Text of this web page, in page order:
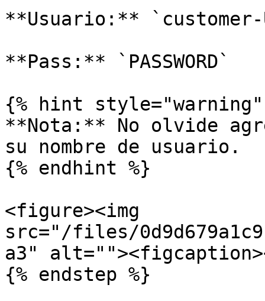
**Usuario:** `customer-
**Pass:** `PASSWORD`
{% hint style="warning"
**Nota:** No olvide
su nombre de usuario.
{% endhint %}
<figure><img
src="/files/
a3"
{% endstep %}